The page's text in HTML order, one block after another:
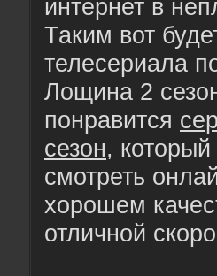
интернет в
Таким вот
телесериала
Лощина 2
понравится
сезон,
смотреть
хорошем
отличной